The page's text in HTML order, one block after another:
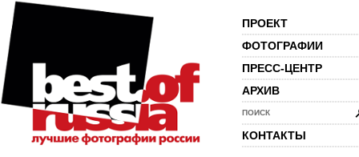
ПРОЕКТ
ФОТОГРАФИИ
ПРЕСС-ЦЕНТР
АРХИВ
ПОИСК
КОНТАКТЫ